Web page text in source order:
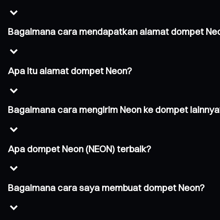
Bagaimana cara mendapatkan alamat dompet
Apa itu alamat dompet Neon?
Bagaimana cara mengirim Neon ke dompet
Apa dompet Neon (NEON) terbaik?
Bagaimana cara saya membuat dompet Neon?